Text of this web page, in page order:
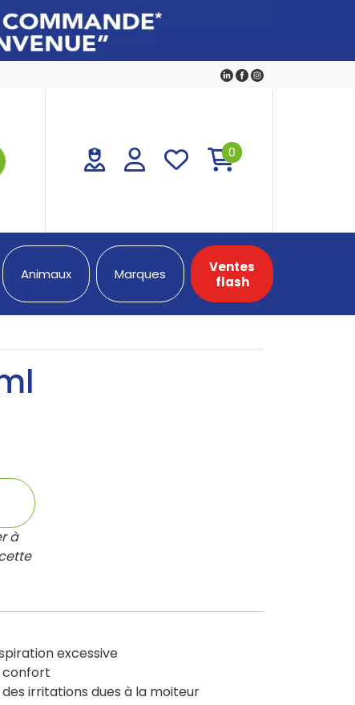
0
Animaux Marques
Ventes
flash
à
excessive
confort
irritations dues à la moiteur